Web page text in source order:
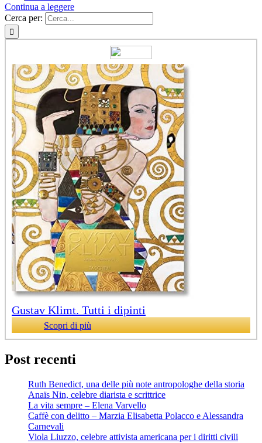
Continua a leggere
Cerca per:
Gustav Klimt. Tutti i dipinti
Scopri di più
Post recenti
Ruth Benedict, una delle più note antropologhe della storia
Anaïs Nin, celebre diarista e scrittrice
La vita sempre – Elena Varvello
Caffè con delitto – Marzia Elisabetta Polacco e Alessandra
Carnevali
Viola Liuzzo, celebre attivista americana per i diritti civili